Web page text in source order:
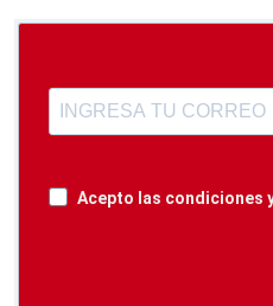
Acepto las condiciones